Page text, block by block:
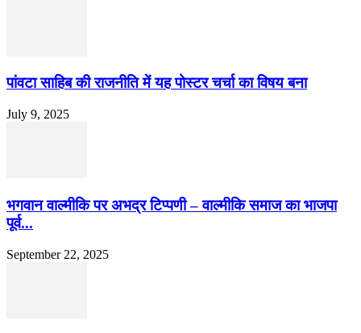
पांवटा साहिब की राजनीति में यह पोस्टर चर्चा का विषय बना
July 9, 2025
भगवान वाल्मीकि पर अभद्र टिप्पणी – वाल्मीकि समाज का भाजपा
पूर्व...
September 22, 2025